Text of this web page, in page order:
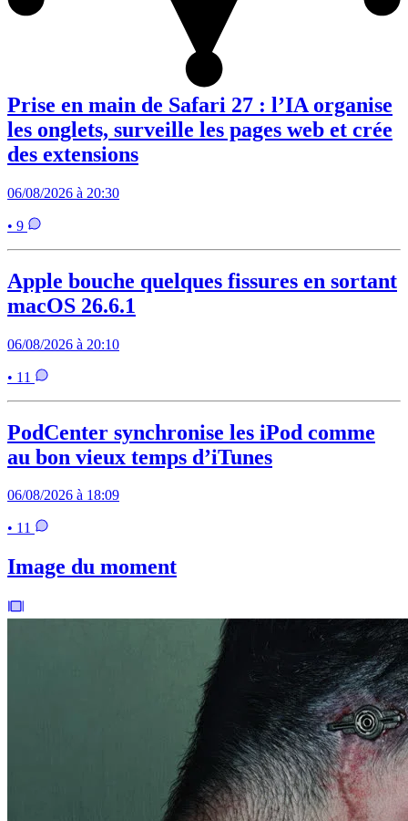
Prise en main de Safari 27 : l’IA organise
les onglets, surveille les pages web et crée
des extensions
06/08/2026 à 20:30
• 9
Apple bouche quelques fissures en sortant
macOS 26.6.1
06/08/2026 à 20:10
• 11
PodCenter synchronise les iPod comme
au bon vieux temps d’iTunes
06/08/2026 à 18:09
• 11
Image du moment